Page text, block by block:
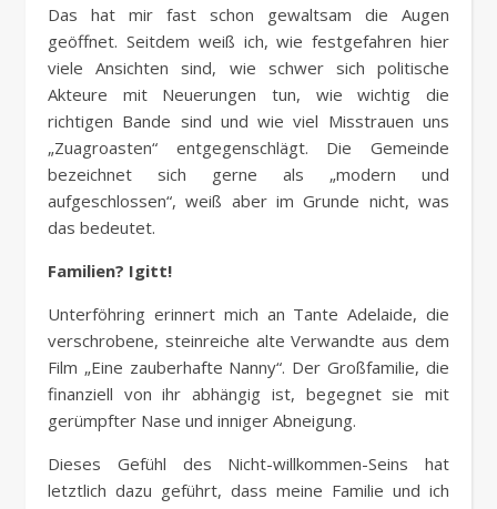
Das hat mir fast schon gewaltsam die Augen
geöffnet. Seitdem weiß ich, wie festgefahren hier
viele Ansichten sind, wie schwer sich politische
Akteure mit Neuerungen tun, wie wichtig die
richtigen Bande sind und wie viel Misstrauen uns
„Zuagroasten“ entgegenschlägt. Die Gemeinde
bezeichnet sich gerne als „modern und
aufgeschlossen“, weiß aber im Grunde nicht, was
das bedeutet.
Familien? Igitt!
Unterföhring erinnert mich an Tante Adelaide, die
verschrobene, steinreiche alte Verwandte aus dem
Film „Eine zauberhafte Nanny“. Der Großfamilie, die
finanziell von ihr abhängig ist, begegnet sie mit
gerümpfter Nase und inniger Abneigung.
Dieses Gefühl des Nicht-willkommen-Seins hat
letztlich dazu geführt, dass meine Familie und ich